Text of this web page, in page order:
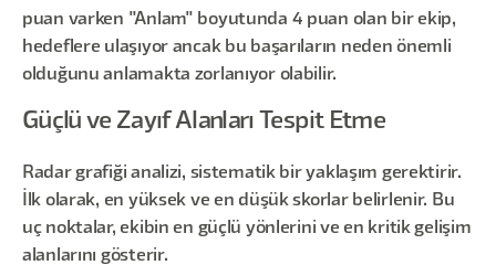
puan varken "Anlam" boyutunda 4 puan olan bir ekip,
hedeflere ulaşıyor ancak bu başarıların neden önemli
olduğunu anlamakta zorlanıyor olabilir.
Güçlü ve Zayıf Alanları Tespit Etme
Radar grafiği analizi, sistematik bir yaklaşım gerektirir.
İlk olarak, en yüksek ve en düşük skorlar belirlenir. Bu
uç noktalar, ekibin en güçlü yönlerini ve en kritik gelişim
alanlarını gösterir.